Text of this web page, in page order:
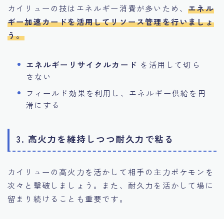
カイリューの技はエネルギー消費が多いため、エネル
ギー加速カードを活用してリソース管理を行いましょ
う。
エネルギーリサイクルカード を活用して切ら
さない
フィールド効果を利用し、エネルギー供給を円
滑にする
3. 高火力を維持しつつ耐久力で粘る
カイリューの高火力を活かして相手の主力ポケモンを
次々と撃破しましょう。また、耐久力を活かして場に
留まり続けることも重要です。